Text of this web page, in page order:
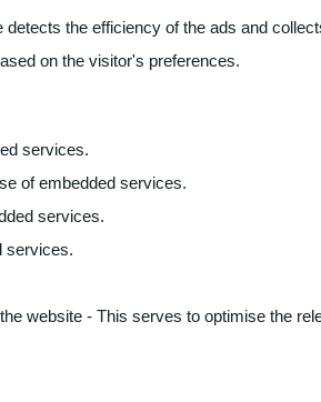
the efficiency of the ads and
on the visitor's preferences.
services.
of embedded services.
services.
services.
website - This serves to optimise the